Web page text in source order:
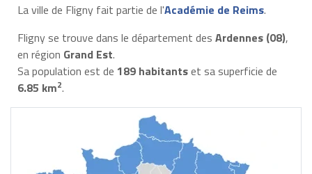
La ville de Fligny fait partie de l'Académie de Reims.
Fligny se trouve dans le département des Ardennes (08),
en région Grand Est.
Sa population est de 189 habitantset sa superficie de
6.85 km2.